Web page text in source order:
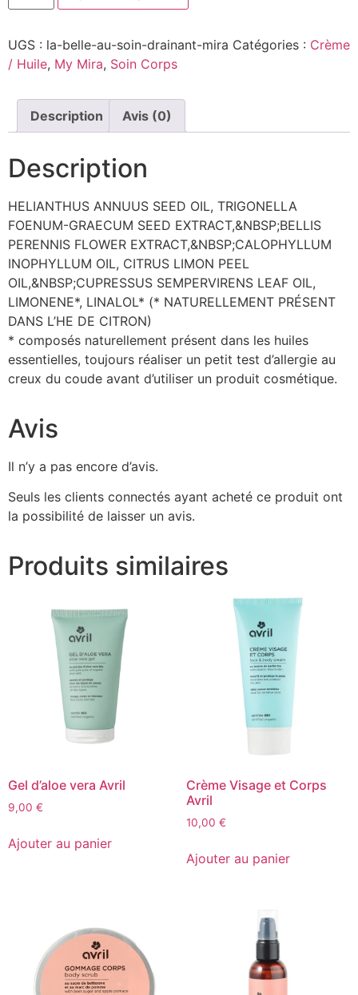
UGS : la-belle-au-soin-drainant-mira Catégories : Crème
/ Huile, My Mira, Soin Corps
Description Avis (0)
Description
HELIANTHUS ANNUUS SEED OIL, TRIGONELLA
FOENUM-GRAECUM SEED EXTRACT,&NBSP;BELLIS
PERENNIS FLOWER EXTRACT,&NBSP;CALOPHYLLUM
INOPHYLLUM OIL, CITRUS LIMON PEEL
OIL,&NBSP;CUPRESSUS SEMPERVIRENS LEAF OIL,
LIMONENE*, LINALOL* (* NATURELLEMENT PRÉSENT
DANS L’HE DE CITRON)
* composés naturellement présent dans les huiles
essentielles, toujours réaliser un petit test d’allergie au
creux du coude avant d’utiliser un produit cosmétique.
Avis
Il n’y a pas encore d’avis.
Seuls les clients connectés ayant acheté ce produit ont
la possibilité de laisser un avis.
Produits similaires
Gel d’aloe vera Avril
9,00 €
Ajouter au panier
Crème Visage et Corps
Avril
10,00 €
Ajouter au panier